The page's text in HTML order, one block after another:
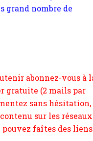
pouvez faîtes des liens
votre site.